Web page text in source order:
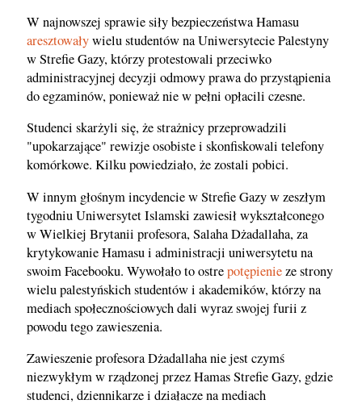
W najnowszej sprawie siły bezpieczeństwa Hamasu
aresztowaływielu studentów na Uniwersytecie Palestyny
w Strefie Gazy, którzy protestowali przeciwko
administracyjnej decyzji odmowy prawa do przystąpienia
do egzaminów, ponieważ nie w pełni opłacili czesne.
Studenci skarżyli się, że strażnicy przeprowadzili
"upokarzające" rewizje osobiste i skonfiskowali telefony
komórkowe. Kilku powiedziało, że zostali pobici.
W innym głośnym incydencie w Strefie Gazy w zeszłym
tygodniu Uniwersytet Islamski zawiesił wykształconego
w Wielkiej Brytanii profesora, Salaha Dżadallaha, za
krytykowanie Hamasu i administracji uniwersytetu na
swoim Facebooku. Wywołało to ostrepotępienieze strony
wielu palestyńskich studentów i akademików, którzy na
mediach społecznościowych dali wyraz swojej furii z
powodu tego zawieszenia.
Zawieszenie profesora Dżadallaha nie jest czymś
niezwykłym w rządzonej przez Hamas Strefie Gazy, gdzie
studenci, dziennikarze i działacze na mediach